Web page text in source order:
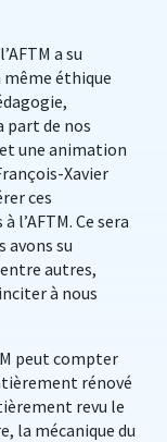
a su
éthique
part de nos
une animation
Xavier
ces
Ce sera
avons su
autres,
à nous
peut compter
rénové
revu le
la mécanique du